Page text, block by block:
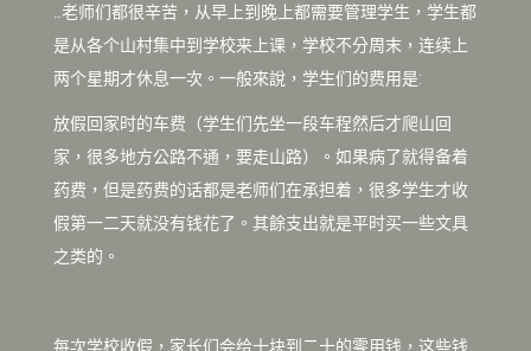
…老师们都很辛苦，从早上到晚上都需要管理学生，学生都
是从各个山村集中到学校来上课，学校不分周末，连续上
两个星期才休息一次。一般來說，学生们的费用是:
放假回家时的车费（学生们先坐一段车程然后才爬山回
家，很多地方公路不通，要走山路）。如果病了就得备着
药费，但是药费的话都是老师们在承担着，很多学生才收
假第一二天就没有钱花了。其餘支出就是平时买一些文具
之类的。
每次学校收假，家长们会给十块到二十的零用钱，这些钱